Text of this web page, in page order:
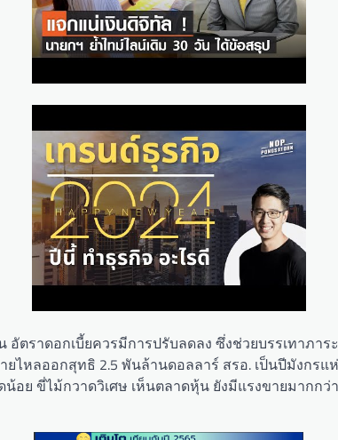
ตราดอกเบี้ยควรมีการปรับลดลง ซึ่งช่วยบรรเทาภา
ยไหลออกสุทธิ 2.5 พันล้านดอลลาร์ สรอ. เป็นปีมังกร
น้อย ขี่ไม้กวาดวิเศษ เห็นตลาดหุ้น ยังมีแรงขายมากก